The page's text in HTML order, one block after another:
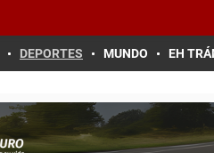
DEPORTES MUNDO EH